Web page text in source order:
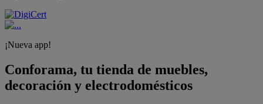
¡Nueva app!
Conforama, tu tienda de muebles,
decoración y electrodomésticos